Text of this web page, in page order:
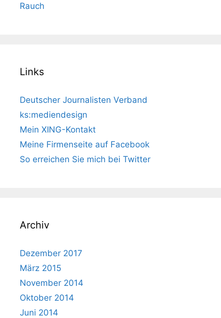
Rauch
Links
Deutscher Journalisten Verband
ks:mediendesign
Mein XING-Kontakt
Meine Firmenseite auf Facebook
So erreichen Sie mich bei Twitter
Archiv
Dezember 2017
März 2015
November 2014
Oktober 2014
Juni 2014